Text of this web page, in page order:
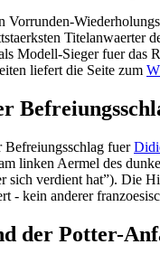
Modell-Sieger fuer das
liefert die Seite zum
fuer
linken Aermel des
sich verdient hat”). Die
- kein anderer
der Potter-